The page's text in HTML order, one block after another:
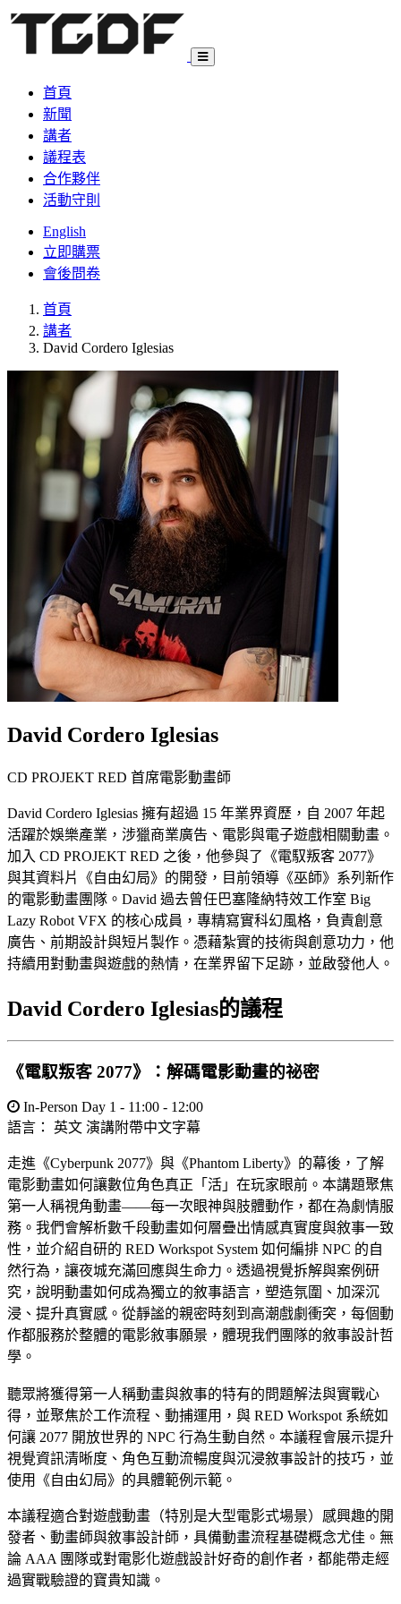
首頁
新聞
講者
議程表
合作夥伴
活動守則
English
立即購票
會後問卷
首頁
講者
David Cordero Iglesias
David Cordero Iglesias
CD PROJEKT RED 首席電影動畫師
David Cordero Iglesias 擁有超過 15 年業界資歷，自 2007 年起
活躍於娛樂產業，涉獵商業廣告、電影與電子遊戲相關動畫。
加入 CD PROJEKT RED 之後，他參與了《電馭叛客 2077》
與其資料片《自由幻局》的開發，目前領導《巫師》系列新作
的電影動畫團隊。David 過去曾任巴塞隆納特效工作室 Big
Lazy Robot VFX 的核心成員，專精寫實科幻風格，負責創意
廣告、前期設計與短片製作。憑藉紮實的技術與創意功力，他
持續用對動畫與遊戲的熱情，在業界留下足跡，並啟發他人。
David Cordero Iglesias的議程
《電馭叛客 2077》：解碼電影動畫的祕密
In-Person Day 1 - 11:00 - 12:00
語言： 英文 演講附帶中文字幕
走進《Cyberpunk 2077》與《Phantom Liberty》的幕後，了解
電影動畫如何讓數位角色真正「活」在玩家眼前。本講題聚焦
第一人稱視角動畫——每一次眼神與肢體動作，都在為劇情服
務。我們會解析數千段動畫如何層疊出情感真實度與敘事一致
性，並介紹自研的 RED Workspot System 如何編排 NPC 的自
然行為，讓夜城充滿回應與生命力。透過視覺拆解與案例研
究，說明動畫如何成為獨立的敘事語言，塑造氛圍、加深沉
浸、提升真實感。從靜謐的親密時刻到高潮戲劇衝突，每個動
作都服務於整體的電影敘事願景，體現我們團隊的敘事設計哲
學。
聽眾將獲得第一人稱動畫與敘事的特有的問題解法與實戰心
得，並聚焦於工作流程、動捕運用，與 RED Workspot 系統如
何讓 2077 開放世界的 NPC 行為生動自然。本議程會展示提升
視覺資訊清晰度、角色互動流暢度與沉浸敘事設計的技巧，並
使用《自由幻局》的具體範例示範。
本議程適合對遊戲動畫（特別是大型電影式場景）感興趣的開
發者、動畫師與敘事設計師，具備動畫流程基礎概念尤佳。無
論 AAA 團隊或對電影化遊戲設計好奇的創作者，都能帶走經
過實戰驗證的寶貴知識。